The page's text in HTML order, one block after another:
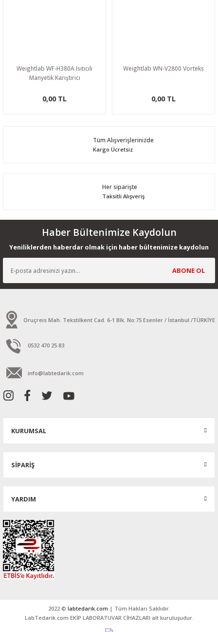
Weightlab WF-H380A Isıtıcılı
Manyetik Karıştırıcı
0,00 TL
Weightlab WN-V2800 Vorteks
0,00 TL
Tüm Alışverişlerinizde
Kargo Ücretsiz
Her siparişte
Taksitli Alışveriş
Haber Bültenimize Kaydolun
Yeniliklerden haberdar olmak için haber bültenimize kaydolun
ABONE OL
Oruçreis Mah. Tekstilkent Cad. 6-1 Blk. No:75 Esenler / İstanbul /TÜRKİYE
0532 470 25 83
info@labtedarik.com
KURUMSAL
SİPARİŞ
YARDIM
2022 © labtedarik.com | Tüm Hakları Saklıdır.
LabTedarik.com EKİP LABORATUVAR CİHAZLARI alt kuruluşudur.